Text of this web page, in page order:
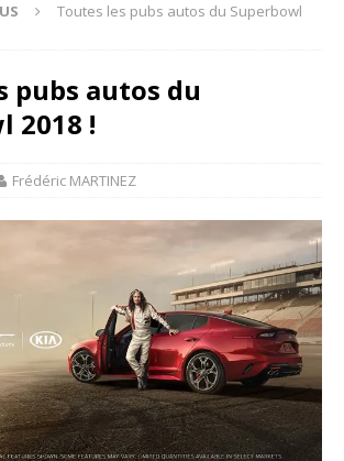
Toutes les pubs autos du Superbowl
pubs autos du
2018 !
Frédéric MARTINEZ